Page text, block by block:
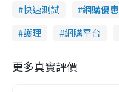
快速測試
網購優惠
護理
網購平台
更多真實評價